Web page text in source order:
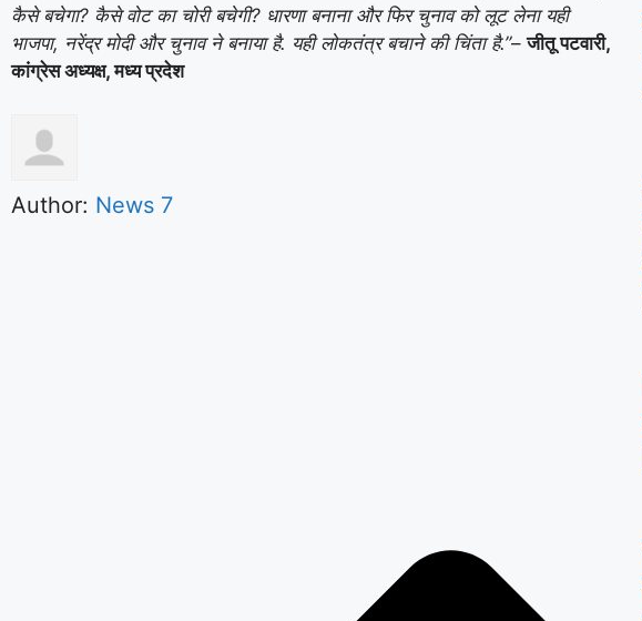
कैसे बचेगा? कैसे वोट का चोरी बचेगी? धारणा बनाना और फिर चुनाव को लूट लेना यही
भाजपा, नरेंद्र मोदी और चुनाव ने बनाया है. यही लोकतंत्र बचाने की चिंता है.”–जीतू पटवारी,
कांग्रेस अध्यक्ष, मध्य प्रदेश
Author: News 7